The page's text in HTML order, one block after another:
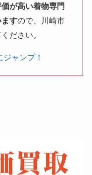
が高い着物専門
すので、川崎市
ださい。
ャンプ！